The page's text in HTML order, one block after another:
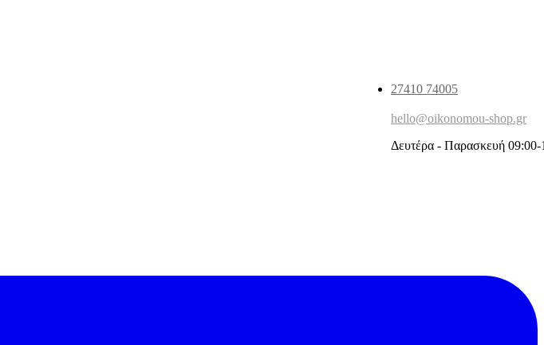
27410 74005
hello@oikonomou-shop.gr
Δευτέρα - Παρασκευή 09:00-